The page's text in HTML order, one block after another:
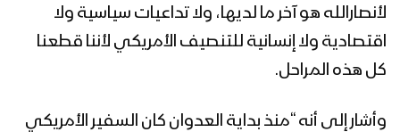
لأنصارالله هو آخر ما لديها، ولا تداعيات سياسية ولا
اقتصادية ولا إنسانية للتنصيف الأمريكي لأننا قطعنا
كل هذه المراحل.
وأشار إلى أنه “منذ بداية العدوان كان السفير الأمريكي